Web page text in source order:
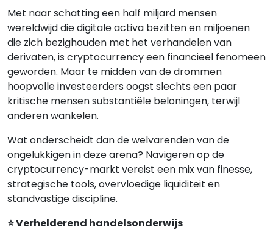
Met naar schatting een half miljard mensen
wereldwijd die digitale activa bezitten en miljoenen
die zich bezighouden met het verhandelen van
derivaten, is cryptocurrency een financieel fenomeen
geworden. Maar te midden van de drommen
hoopvolle investeerders oogst slechts een paar
kritische mensen substantiële beloningen, terwijl
anderen wankelen.
Wat onderscheidt dan de welvarenden van de
ongelukkigen in deze arena? Navigeren op de
cryptocurrency-markt vereist een mix van finesse,
strategische tools, overvloedige liquiditeit en
standvastige discipline.
⭐ Verhelderend handelsonderwijs